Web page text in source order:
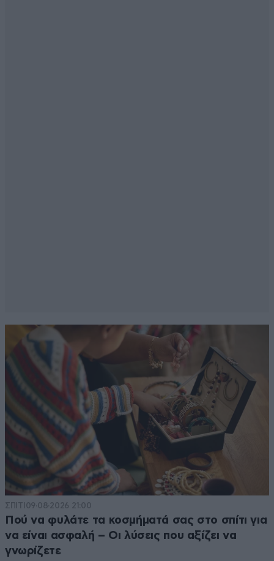
ΣΠΙΤΙ 09·08·2026 21:00
Πού να φυλάτε τα κοσμήματά σας στο σπίτι για
να είναι ασφαλή – Οι λύσεις που αξίζει να
γνωρίζετε